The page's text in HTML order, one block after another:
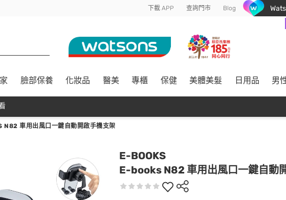
下載 APP 查詢門市 Blog
臉部保養 化妝品 醫美 專櫃 保健 美體美髮 日用品 男
N82 車用出風口一鍵自動開啟手機支架
E-BOOKS
E-books N82 車用出風口一鍵自動